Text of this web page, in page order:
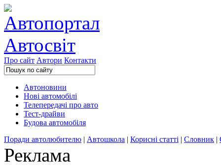
Про сайт Автори Контакти
Автоновини
Нові автомобілі
Телепередачі про авто
Тест-драйви
Будова автомобіля
Поради автолюбителю | Автошкола | Корисні статті | Словник |
Реклама